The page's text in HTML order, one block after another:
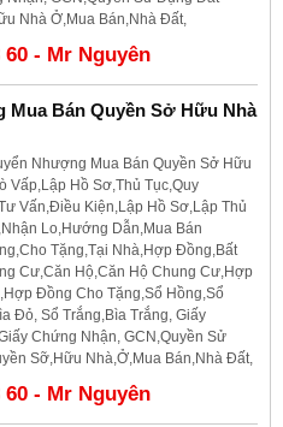
Nhà Ở,Mua Bán,Nhà Đất,
60 - Mr Nguyên
Mua Bán Quyền Sở Hữu Nhà
Nhượng Mua Bán Quyền Sở Hữu
Vấp,Lập Hồ Sơ,Thủ Tục,Quy
Vấn,Điều Kiện,Lập Hồ Sơ,Lập Thủ
Lo,Hướng Dẫn,Mua Bán
Tặng,Tại Nhà,Hợp Đồng,Bất
Cư,Căn Hộ,Căn Hộ Chung Cư,Hợp
Đồng Cho Tặng,Sổ Hồng,Sổ
Đỏ, Sổ Trắng,Bìa Trắng, Giấy
Chứng Nhận, GCN,Quyền Sử
Sỡ,Hữu Nhà,Ở,Mua Bán,Nhà Đất,
60 - Mr Nguyên